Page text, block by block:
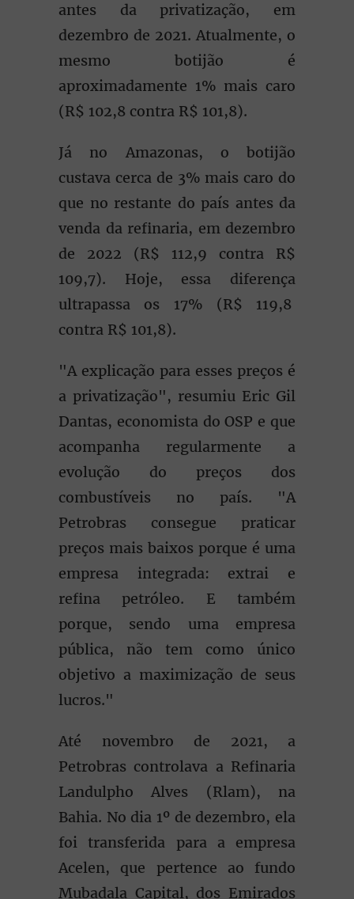
antes da privatização, em
dezembro de 2021. Atualmente, o
mesmo botijão é
aproximadamente 1% mais caro
(R$ 102,8 contra R$ 101,8).
Já no Amazonas, o botijão
custava cerca de 3% mais caro do
que no restante do país antes da
venda da refinaria, em dezembro
de 2022 (R$ 112,9 contra R$
109,7). Hoje, essa diferença
ultrapassa os 17% (R$ 119,8
contra R$ 101,8).
"A explicação para esses preços é
a privatização", resumiu Eric Gil
Dantas, economista do OSP e que
acompanha regularmente a
evolução do preços dos
combustíveis no país. "A
Petrobras consegue praticar
preços mais baixos porque é uma
empresa integrada: extrai e
refina petróleo. E também
porque, sendo uma empresa
pública, não tem como único
objetivo a maximização de seus
lucros."
Até novembro de 2021, a
Petrobras controlava a Refinaria
Landulpho Alves (Rlam), na
Bahia. No dia 1º de dezembro, ela
foi transferida para a empresa
Acelen, que pertence ao fundo
Mubadala Capital, dos Emirados